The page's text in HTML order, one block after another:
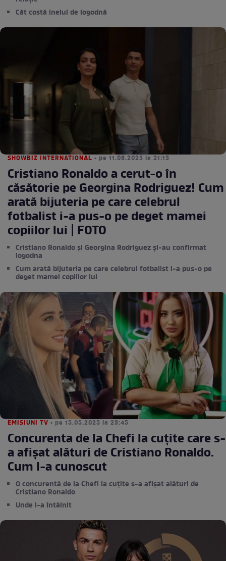
Cât costă inelul de logodnă
SHOWBIZ INTERNATIONAL • pe 11.08.2025 la 21:15
Cristiano Ronaldo a cerut-o în
căsătorie pe Georgina Rodriguez! Cum
arată bijuteria pe care celebrul
fotbalist i-a pus-o pe deget mamei
copiilor lui | FOTO
Cristiano Ronaldo și Georgina Rodriguez și-au confirmat
logodna
Cum arată bijuteria pe care celebrul fotbalist i-a pus-o pe
deget mamei copiilor lui
EMISIUNI TV • pe 15.05.2025 la 23:45
Concurenta de la Chefi la cuțite care s-
a afișat alături de Cristiano Ronaldo.
Cum l-a cunoscut
O concurentă de la Chefi la cuțite s-a afișat alături de
Cristiano Ronaldo
Unde l-a întâlnit